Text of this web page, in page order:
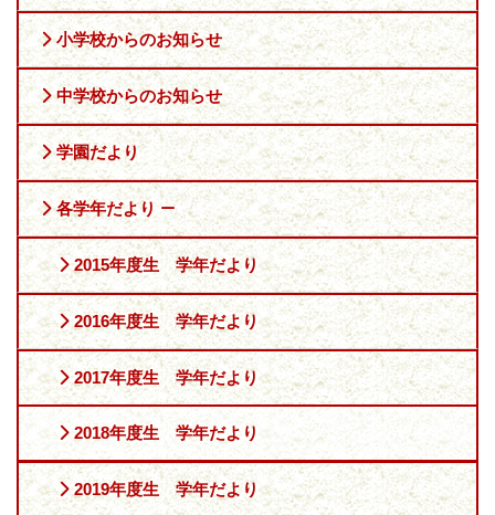
小学校からのお知らせ
中学校からのお知らせ
学園だより
各学年だより
2015年度生 学年だより
2016年度生 学年だより
2017年度生 学年だより
2018年度生 学年だより
2019年度生 学年だより